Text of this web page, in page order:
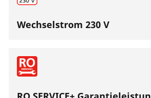
Wechselstrom 230 V